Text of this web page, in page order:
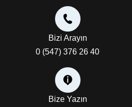
0 (547) 376 26 40
Bizi Arayın
Bize Yazın